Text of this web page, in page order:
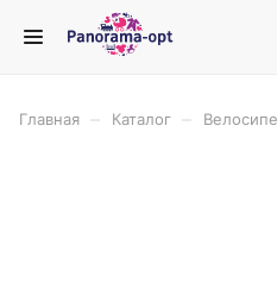
Главная Каталог